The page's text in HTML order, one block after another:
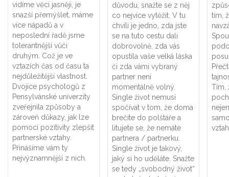
vidíme věci jasněji, je
snazší přemýšlet, máme
více nápadů a v
neposlední řadě jsme
tolerantnější vůči
druhým. Což je ve
vztazích čas od času ta
nejdůležitější vlastnost.
Dvojice psychologů z
Pensylvánské univerzity
zveřejnila způsoby a
zároveň důkazy, jak lze
pomocí pozitivity zlepšit
partnerské vztahy.
Přinášíme vám ty
nejvýznamnější z nich.
důvodu, snažte se z něj
co nejvíce vytěžit. V tu
chvíli je jedno, zda jste
se na tuto cestu dali
dobrovolně, zda vás
opustila vaše velká láska
či zda vámi vybraný
partner není
momentálně volný.
Single život nemusí
spočívat v tom, že doma
brečíte do polštáře a
litujete se, že nemáte
partnera / partnerku.
Single život je takový,
jaký si ho uděláte. Snažte
se tedy „svobodný život“
tím,
Tím,